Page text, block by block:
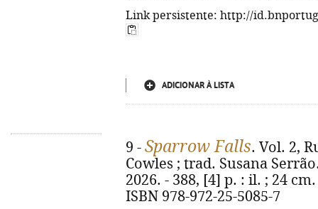
Link persistente: http://
ADICIONAR À LISTA
9 - Sparrow Falls. Vol. 2,
Cowles ; trad. Susana
2026. - 388, [4] p. : il. ; 24
ISBN 978-972-25-5085-7